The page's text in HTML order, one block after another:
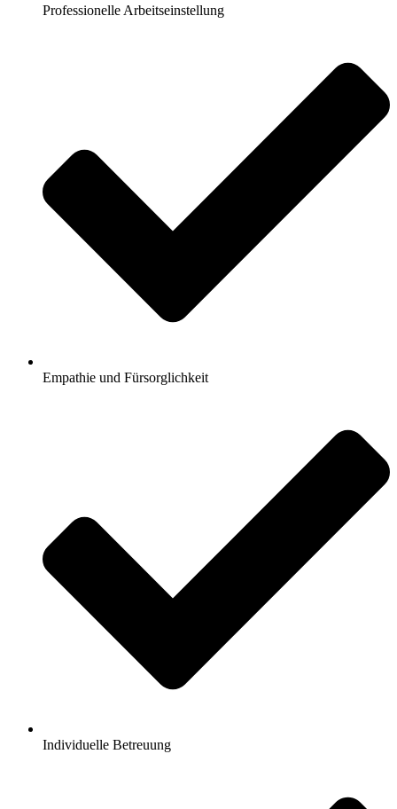
Professionelle Arbeitseinstellung
Empathie und Fürsorglichkeit
Individuelle Betreuung